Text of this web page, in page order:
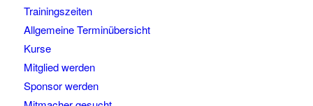
Trainingszeiten
Allgemeine Terminübersicht
Kurse
Mitglied werden
Sponsor werden